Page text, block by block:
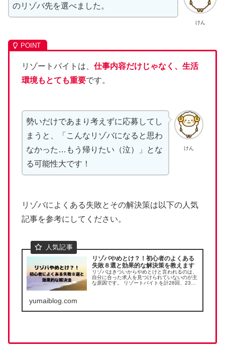
けん
のリゾバ先を選べました。
リゾートバイトは、 仕事内容だけじゃなく、生活
環境もとても重要です。
けん
勢いだけであまり考えずに応募してし
まうと、「こんなリゾバになると思わ
なかった…もう帰りたい（泣）」とな
る可能性大です！
リゾバによくある失敗とその解決策は以下の人気
記事を参考にしてください。
リゾバやめとけ？！初心者のよくある
失敗８選と効果的な解決策を教えます
リゾバはきついからやめとけと言われるのは、
自分に合った求人を見つけられていないのが主
な原因です。 リゾートバイトを計28回、23地
yumaiblog.com